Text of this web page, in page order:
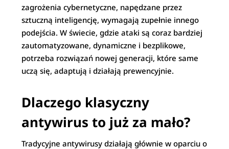
zagrożenia cybernetyczne, napędzane przez
sztuczną inteligencję, wymagają zupełnie innego
podejścia. W świecie, gdzie ataki są coraz bardziej
zautomatyzowane, dynamiczne i bezplikowe,
potrzeba rozwiązań nowej generacji, które same
uczą się, adaptują i działają prewencyjnie.
Dlaczego klasyczny
antywirus to już za mało?
Tradycyjne antywirusy działają głównie w oparciu o